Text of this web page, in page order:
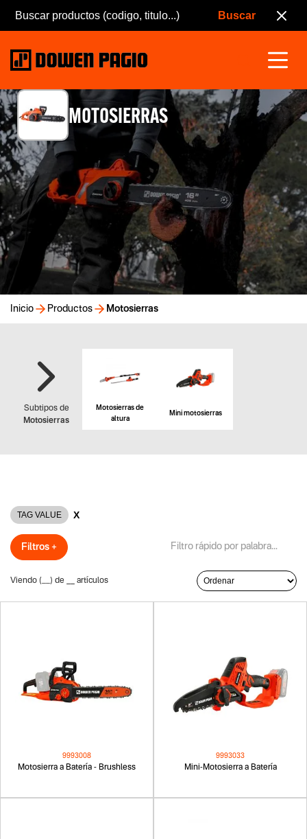
Inicio Productos Motosierras
MOTOSIERRAS
Subtipos de
Motosierras
Motosierras de
altura
Mini motosierras
TAG VALUE X
Filtros +
Viendo ( ) de artículos
Motosierra a Batería - Brushless
9993008
Mini-Motosierra a Batería
9993033